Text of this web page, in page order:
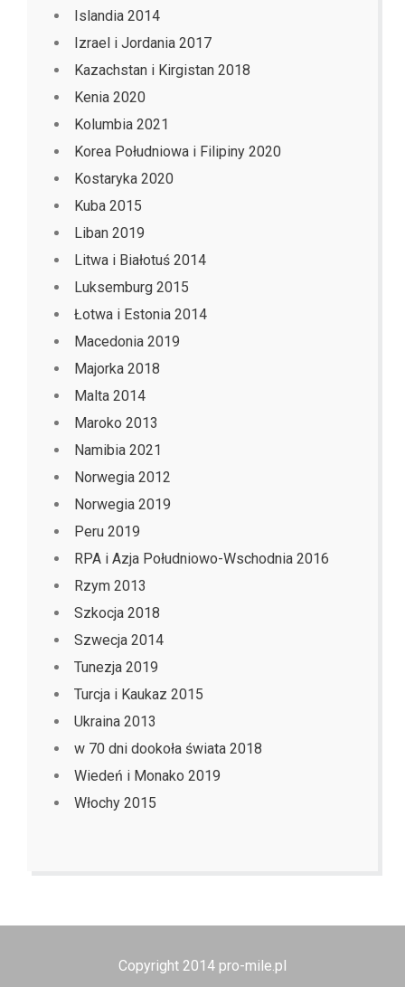
Islandia 2014
Izrael i Jordania 2017
Kazachstan i Kirgistan 2018
Kenia 2020
Kolumbia 2021
Korea Południowa i Filipiny 2020
Kostaryka 2020
Kuba 2015
Liban 2019
Litwa i Białotuś 2014
Luksemburg 2015
Łotwa i Estonia 2014
Macedonia 2019
Majorka 2018
Malta 2014
Maroko 2013
Namibia 2021
Norwegia 2012
Norwegia 2019
Peru 2019
RPA i Azja Południowo-Wschodnia 2016
Rzym 2013
Szkocja 2018
Szwecja 2014
Tunezja 2019
Turcja i Kaukaz 2015
Ukraina 2013
w 70 dni dookoła świata 2018
Wiedeń i Monako 2019
Włochy 2015
Copyright 2014 pro-mile.pl